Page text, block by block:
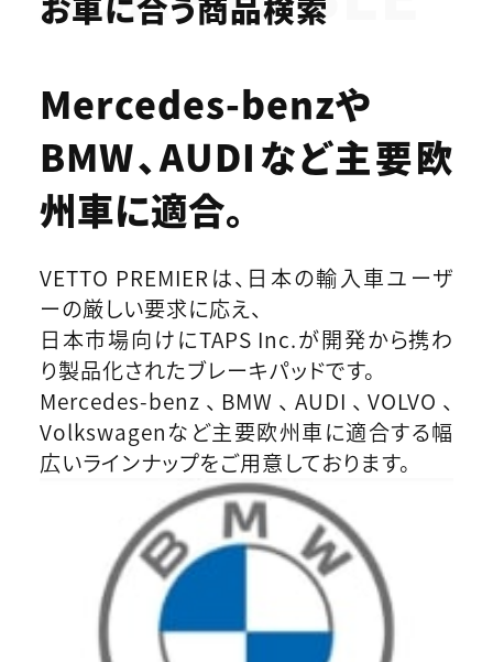
Mercedes-benzや
BMW、AUDIなど主要欧
州車に適合。
VETTO PREMIERは、日本の輸入車ユーザ
ーの厳しい要求に応え、
日本市場向けにTAPS Inc.が開発から携わ
り製品化されたブレーキパッドです。
Mercedes-benz、BMW、AUDI、VOLVO、
Volkswagenなど主要欧州車に適合する幅
広いラインナップをご用意しております。